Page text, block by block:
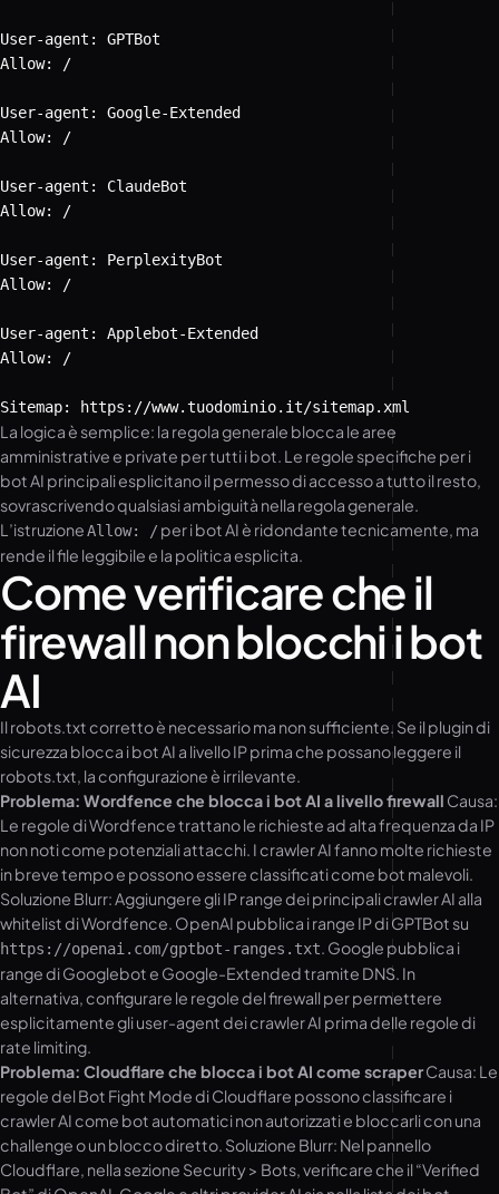
User-agent: GPTBot
Allow: /
User-agent: Google-Extended
Allow: /
User-agent: ClaudeBot
Allow: /
User-agent: PerplexityBot
Allow: /
User-agent: Applebot-Extended
Allow: /
Sitemap: https://www.tuodominio.it/sitemap.xml
La logica è semplice: la regola generale blocca le aree
amministrative e private per tutti i bot. Le regole specifiche per i
bot AI principali esplicitano il permesso di accesso a tutto il resto,
sovrascrivendo qualsiasi ambiguità nella regola generale.
L’istruzioneAllow: /per i bot AI è ridondante tecnicamente, ma
rende il file leggibile e la politica esplicita.
Come verificare che il
firewall non blocchi i bot
AI
Il robots.txt corretto è necessario ma non sufficiente. Se il plugin di
sicurezza blocca i bot AI a livello IP prima che possano leggere il
robots.txt, la configurazione è irrilevante.
Problema: Wordfence che blocca i bot AI a livello firewall Causa:
Le regole di Wordfence trattano le richieste ad alta frequenza da IP
non noti come potenziali attacchi. I crawler AI fanno molte richieste
in breve tempo e possono essere classificati come bot malevoli.
Soluzione Blurr: Aggiungere gli IP range dei principali crawler AI alla
whitelist di Wordfence. OpenAI pubblica i range IP di GPTBot su
https://openai.com/gptbot-ranges.txt. Google pubblica i
range di Googlebot e Google-Extended tramite DNS. In
alternativa, configurare le regole del firewall per permettere
esplicitamente gli user-agent dei crawler AI prima delle regole di
rate limiting.
Problema: Cloudflare che blocca i bot AI come scraperCausa: Le
regole del Bot Fight Mode di Cloudflare possono classificare i
crawler AI come bot automatici non autorizzati e bloccarli con una
challenge o un blocco diretto. Soluzione Blurr: Nel pannello
Cloudflare, nella sezione Security > Bots, verificare che il “Verified